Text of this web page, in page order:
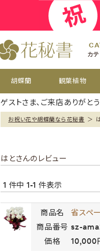
カ
お
お供
お
胡蝶蘭 観葉植物
ゲストさま、ご来店ありがと
お祝い花や胡蝶蘭なら花秘書 ＞
はとさんのレビュー
1 件中 1-1 件表示
商品名
省スペ
商品番号 sz-
価格
10,000